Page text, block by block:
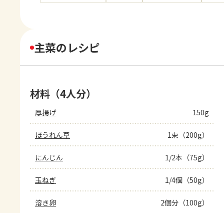
主菜のレシピ
材料（4人分）
厚揚げ 150g
ほうれん草 1束（200g）
にんじん 1/2本（75g）
玉ねぎ 1/4個（50g）
溶き卵 2個分（100g）